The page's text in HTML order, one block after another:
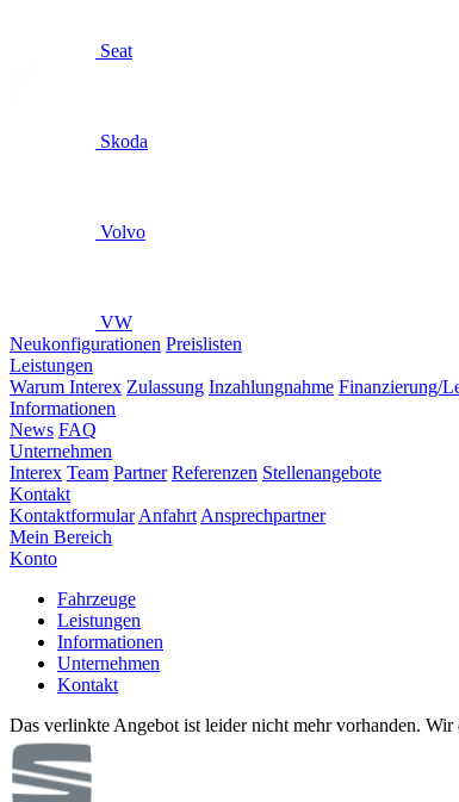
Seat
Skoda
Volvo
VW
Neukonfigurationen Preislisten
Leistungen
Warum Interex Zulassung Inzahlungnahme Finanzierung/
Informationen
News FAQ
Unternehmen
Interex Team Partner Referenzen Stellenangebote
Kontakt
Kontaktformular Anfahrt Ansprechpartner
Mein Bereich
Konto
Fahrzeuge
Leistungen
Informationen
Unternehmen
Kontakt
Das verlinkte Angebot ist leider nicht mehr vorhanden.